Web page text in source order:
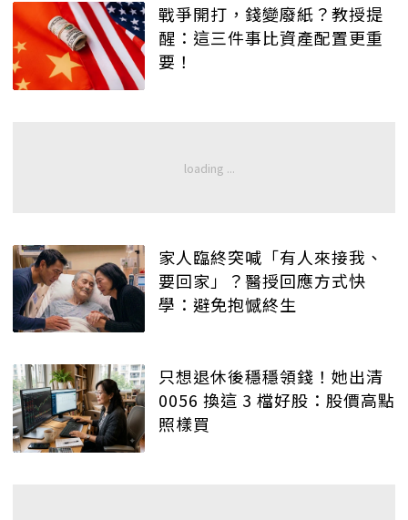
戰爭開打，錢變廢紙？教授提
醒：這三件事比資產配置更重
要！
家人臨終突喊「有人來接我、
要回家」？醫授回應方式快
學：避免抱憾終生
只想退休後穩穩領錢！她出清
0056 換這 3 檔好股：股價高點
照樣買